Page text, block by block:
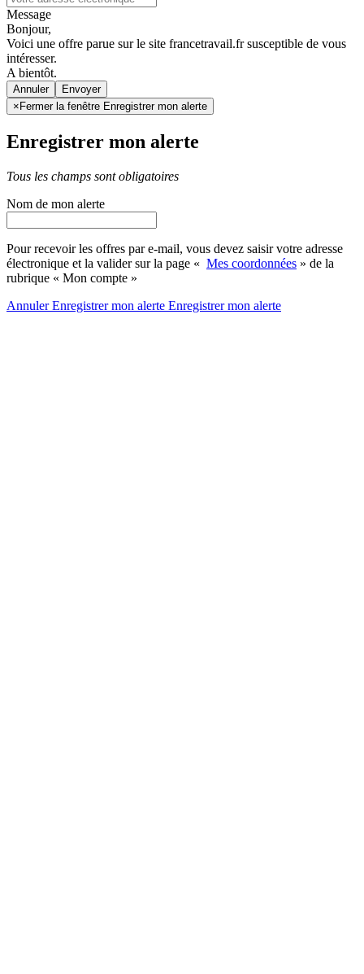
Message
Bonjour,
Voici une offre parue sur le site francetravail.fr susceptible de vous
intéresser.
A bientôt.
Annuler
× Fermer la fenêtre Enregistrer mon alerte
Enregistrer mon alerte
Tous les champs sont obligatoires
Nom de mon alerte
Pour recevoir les offres par e-mail, vous devez saisir votre adresse
électronique et la valider sur la page « Mes coordonnées » de la
rubrique « Mon compte »
AnnulerEnregistrer mon alerte Enregistrermon alerte